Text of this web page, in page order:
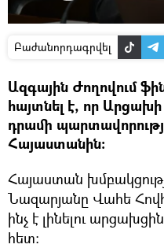
Բաժանորդագրվել
Ազգային Ժողովում
հայտնել է, որ
դրամի
Հայաստանին։
Հայաստան
Նազարյանը Վահե
ինչ է լինելու
հետ։